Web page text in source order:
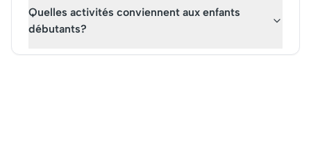
Quelles activités conviennent aux enfants
débutants?